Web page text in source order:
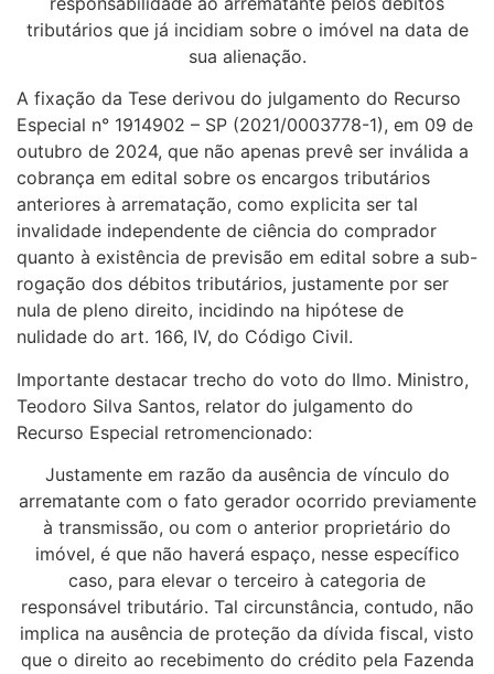
tributários que já incidiam sobre o imóvel na data de
sua alienação.
A fixação da Tese derivou do julgamento do Recurso
Especial n° 1914902 – SP (2021/0003778-1), em 09 de
outubro de 2024, que não apenas prevê ser inválida a
cobrança em edital sobre os encargos tributários
anteriores à arrematação, como explicita ser tal
invalidade independente de ciência do comprador
quanto à existência de previsão em edital sobre a sub-
rogação dos débitos tributários, justamente por ser
nula de pleno direito, incidindo na hipótese de
nulidade do art. 166, IV, do Código Civil.
Importante destacar trecho do voto do Ilmo. Ministro,
Teodoro Silva Santos, relator do julgamento do
Recurso Especial retromencionado:
Justamente em razão da ausência de vínculo do
arrematante com o fato gerador ocorrido previamente
à transmissão, ou com o anterior proprietário do
imóvel, é que não haverá espaço, nesse específico
caso, para elevar o terceiro à categoria de
responsável tributário. Tal circunstância, contudo, não
implica na ausência de proteção da dívida fiscal, visto
que o direito ao recebimento do crédito pela Fazenda